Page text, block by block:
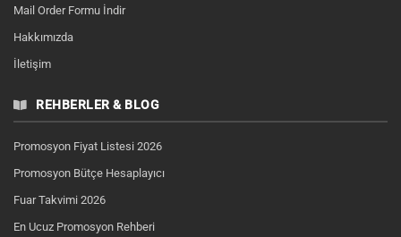
Mail Order Formu İndir
Hakkımızda
İletişim
REHBERLER & BLOG
Promosyon Fiyat Listesi 2026
Promosyon Bütçe Hesaplayıcı
Fuar Takvimi 2026
En Ucuz Promosyon Rehberi